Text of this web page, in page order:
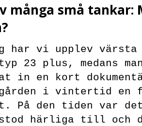
många små tankar:
har vi upplev värsta
typ 23 plus, medans
in en kort
i vintertid en
På den tiden var det
härliga till och